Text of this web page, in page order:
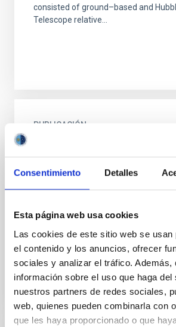
Consentimiento Detalles
Esta página web usa cookies
Las cookies de este sitio web se usan
el contenido y los anuncios, ofrecer
sociales y analizar el tráfico. Además,
información sobre el uso que haga del
nuestros partners de redes sociales,
web, quienes pueden combinarla con
que les haya proporcionado o que
consisted of ground–based and
Telescope relative...
PUBLICACIÓN
Parameter estimates for the
32 and NGC 205 about the
of the M 31 system
geometrical assumptions to infer the
find that both...